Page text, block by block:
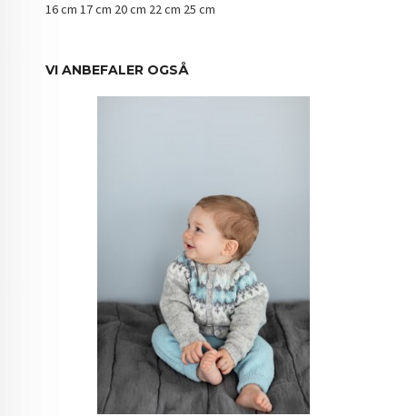
16 cm 17 cm 20 cm 22 cm 25 cm
VI ANBEFALER OGSÅ